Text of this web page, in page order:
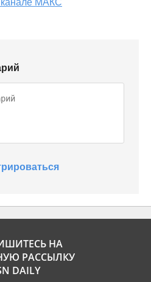
канале МАКС
НА
РАССЫЛКУ
DAILY